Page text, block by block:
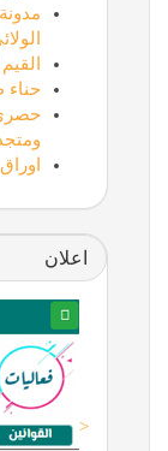
اعلان
<